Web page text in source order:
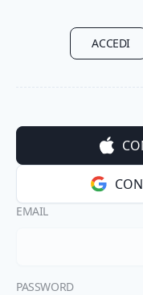
ACCEDI
EMAIL
PASSWORD